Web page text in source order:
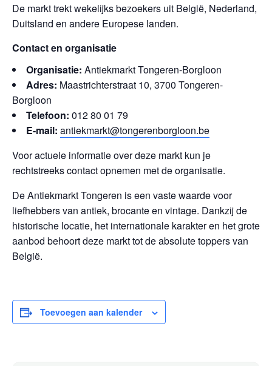
De markt trekt wekelijks bezoekers uit België, Nederland,
Duitsland en andere Europese landen.
Contact en organisatie
Organisatie: Antiekmarkt Tongeren-Borgloon
Adres: Maastrichterstraat 10, 3700 Tongeren-
Borgloon
Telefoon: 012 80 01 79
E-mail: antiekmarkt@tongerenborgloon.be
Voor actuele informatie over deze markt kun je
rechtstreeks contact opnemen met de organisatie.
De Antiekmarkt Tongeren is een vaste waarde voor
liefhebbers van antiek, brocante en vintage. Dankzij de
historische locatie, het internationale karakter en het grote
aanbod behoort deze markt tot de absolute toppers van
België.
Toevoegen aan kalender